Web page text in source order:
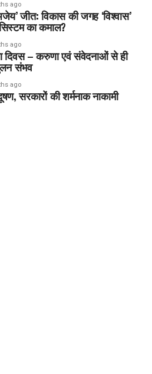
ago
जीत: विकास की जगह ‘विश्वास’
का कमाल?
ago
दिवस – करुणा एवं संवेदनाओं से ही
संभव
ago
सरकारों की शर्मनाक नाकामी